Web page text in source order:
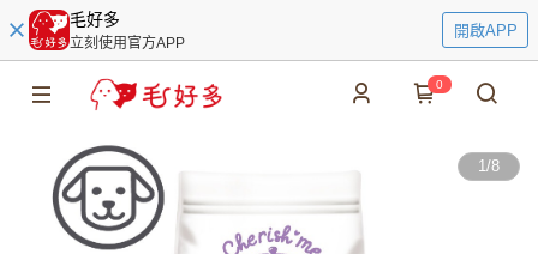
毛好多
立刻使用官方APP
開啟APP
0
1/8